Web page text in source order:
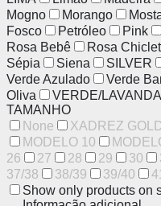
Mogno
Morango
Fosco
Petróleo Pink
Rosa Bebê
Rosa
Sépia
Siena SILVER
Verde Azulado
Verde
Oliva
VERDE/LAVANDA
TAMANHO
None
XADREZ
MODELO 10
26
27 28 29 30
37/38
38/39 39/40
Show only products on